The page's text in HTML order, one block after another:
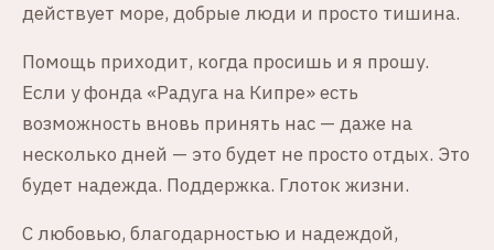
действует море, добрые люди и просто тишина.
Помощь приходит, когда просишь и я прошу.
Если у фонда «Радуга на Кипре» есть
возможность вновь принять нас — даже на
несколько дней — это будет не просто отдых. Это
будет надежда. Поддержка. Глоток жизни.
С любовью, благодарностью и надеждой,